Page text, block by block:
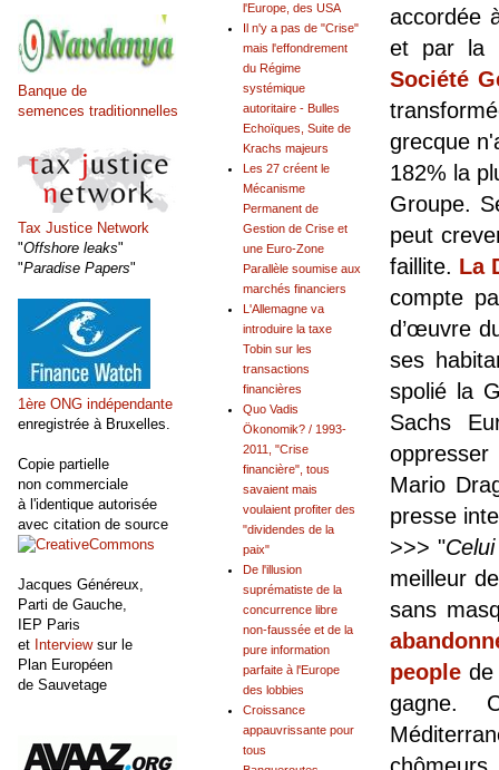
accordée
et par la
Société
grecque
182% la
Groupe.
peut
faillite. La
compte
d’œuvre
ses
spolié la
Sachs
oppresser
Mario
presse
>>> "
meilleur
sans
people de
gagne.
l'Europe, des USA
Il n'y a pas de "Crise"
mais l'effondrement
du Régime
systémique
autoritaire - Bulles
Echoïques, Suite de
Krachs majeurs
Les 27 créent le
Mécanisme
Permanent de
Gestion de Crise et
une Euro-Zone
Parallèle soumise aux
marchés financiers
L'Allemagne va
introduire la taxe
Tobin sur les
transactions
financières
Quo Vadis
Ökonomik? / 1993-
2011, "Crise
financière", tous
savaient mais
voulaient profiter des
"dividendes de la
paix"
De l'illusion
suprématiste de la
concurrence libre
non-faussée et de la
pure information
parfaite à l'Europe
des lobbies
Croissance
appauvrissante pour
tous
Banque de
semences traditionnelles
Tax Justice Network
"Offshore leaks"
"Paradise Papers"
1ère ONG indépendante
enregistrée à Bruxelles.
Copie partielle
non commerciale
à l'identique autorisée
avec citation de source
Jacques Généreux,
Parti de Gauche,
IEP Paris
et Interviewsur le
Plan Européen
de Sauvetage